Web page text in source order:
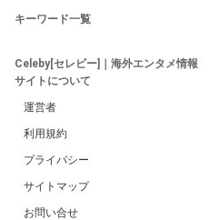
キーワード一覧
Celeby[セレビー]｜海外エンタメ情報
サイトについて
運営者
利用規約
プライバシー
サイトマップ
お問い合せ